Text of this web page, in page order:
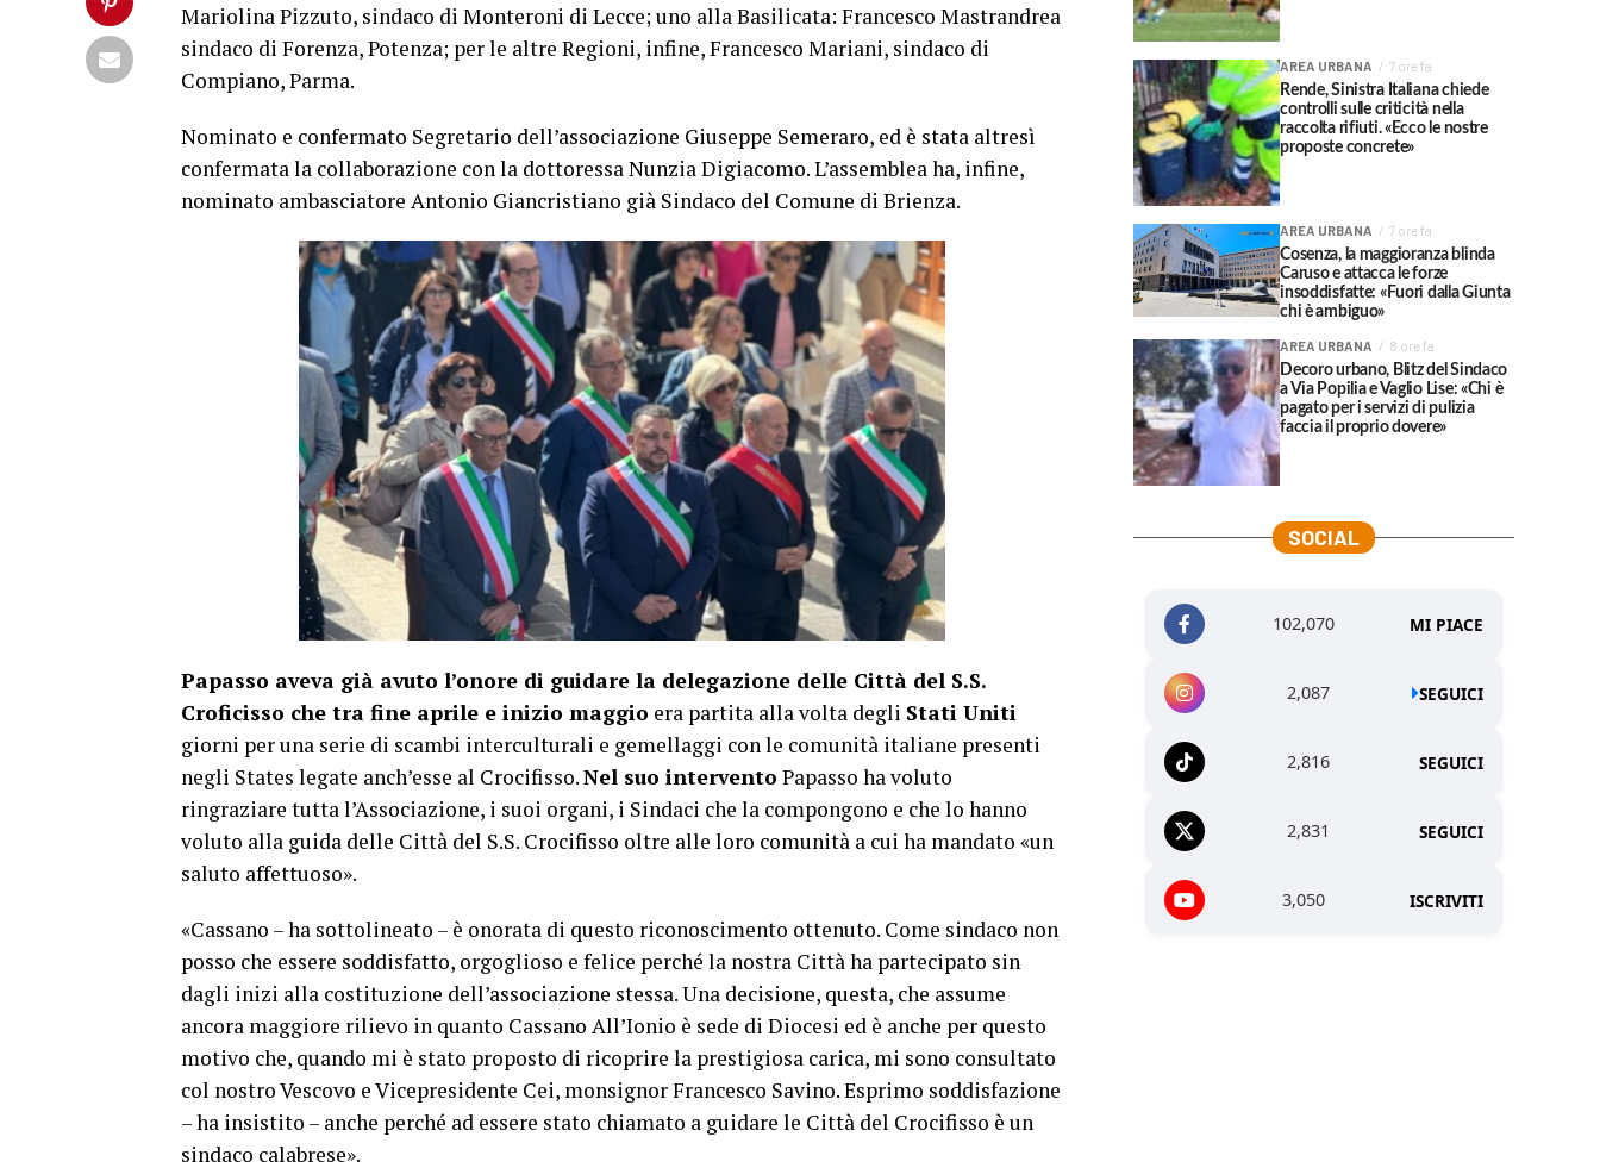
⁠Mariolina Pizzuto, sindaco di Monteroni di Lecce; uno alla Basilicata: ⁠Francesco Mastrandrea
sindaco di Forenza, Potenza; per le altre Regioni, infine, ⁠Francesco Mariani, sindaco di
Compiano, Parma.
Nominato e confermato Segretario dell’associazione Giuseppe Semeraro, ed è stata altresì
confermata la collaborazione con la dottoressa Nunzia Digiacomo. L’assemblea ha, infine,
nominato ambasciatore Antonio Giancristiano già Sindaco del Comune di Brienza.
Papasso aveva già avuto l’onore di guidare la delegazione delle Città del S.S.
Croficisso che tra fine aprile e inizio maggio era partita alla volta degli Stati Uniti
giorni per una serie di scambi interculturali e gemellaggi con le comunità italiane presenti
negli States legate anch’esse al Crocifisso.Nel suo intervento Papasso ha voluto
ringraziare tutta l’Associazione, i suoi organi, i Sindaci che la compongono e che lo hanno
voluto alla guida delle Città del S.S. Crocifisso oltre alle loro comunità a cui ha mandato «un
saluto affettuoso».
«Cassano – ha sottolineato – è onorata di questo riconoscimento ottenuto. Come sindaco non
posso che essere soddisfatto, orgoglioso e felice perché la nostra Città ha partecipato sin
dagli inizi alla costituzione dell’associazione stessa. Una decisione, questa, che assume
ancora maggiore rilievo in quanto Cassano All’Ionio è sede di Diocesi ed è anche per questo
motivo che, quando mi è stato proposto di ricoprire la prestigiosa carica, mi sono consultato
col nostro Vescovo e Vicepresidente Cei, monsignor Francesco Savino. Esprimo soddisfazione
– ha insistito – anche perché ad essere stato chiamato a guidare le Città del Crocifisso è un
sindaco calabrese».
AREA URBANA 7 ore fa
Rende, Sinistra Italiana chiede
controlli sulle criticità nella
raccolta rifiuti. «Ecco le nostre
proposte concrete»
AREA URBANA 7 ore fa
Cosenza, la maggioranza blinda
Caruso e attacca le forze
insoddisfatte: «Fuori dalla Giunta
chi è ambiguo»
AREA URBANA 8 ore fa
Decoro urbano, Blitz del Sindaco
a Via Popilia e Vaglio Lise: «Chi è
pagato per i servizi di pulizia
faccia il proprio dovere»
SOCIAL
102,070 MI PIACE
2,087 SEGUICI
2,816 SEGUICI
2,831 SEGUICI
3,050 ISCRIVITI